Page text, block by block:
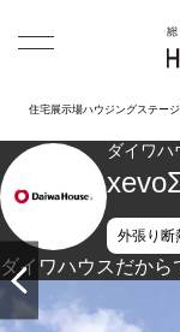
住宅展示場ハウジングステー
ダイワハ
外張り断
ダイワハウスだから